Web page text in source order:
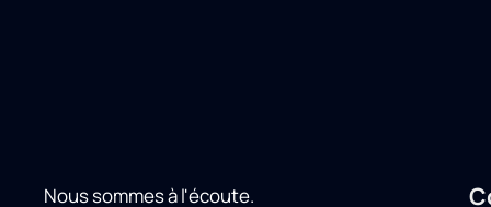
Nous sommes à l'écoute.